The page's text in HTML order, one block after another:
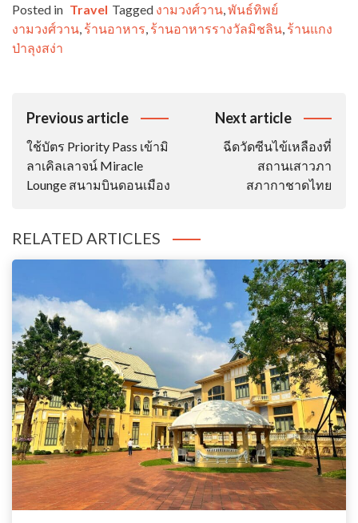
Posted in Travel Tagged งามวงศ์วาน,พันธ์ทิพย์
งามวงศ์วาน, ร้านอาหาร, ร้านอาหารรางวัลมิชลิน, ร้านแกง
ป่าลุงสง่า
Post
Navigation
Previous article
ใช้บัตร Priority Pass เข้ามิ
ลาเคิลเลาจน์ Miracle
Lounge สนามบินดอนเมือง
Next article
ฉีดวัดซีนไข้เหลืองที่
สถานเสาวภา
สภากาชาดไทย
RELATED ARTICLES